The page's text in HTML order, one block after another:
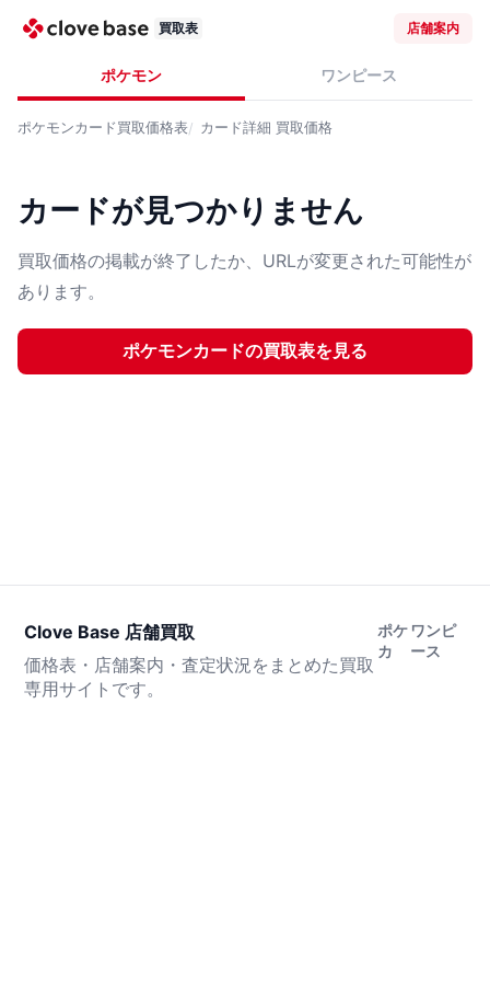
買取表 店舗案内
ポケモン ワンピース
ポケモンカード買取価格表 カード詳細 買取価格
カードが見つかりません
買取価格の掲載が終了したか、URLが変更された可能性が
あります。
ポケモンカードの買取表を見る
Clove Base 店舗買取
価格表・店舗案内・査定状況をまとめた買取
専用サイトです。
ポケ
カ
ワンピ
ース